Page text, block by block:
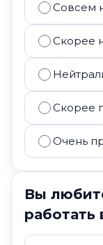
Совсем
Скорее
Скорее
Очень
Вы
работать